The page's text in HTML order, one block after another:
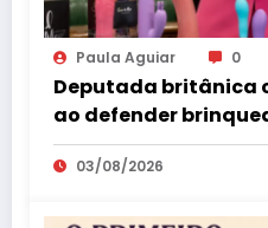
Paula Aguiar 0
Deputada britânica
ao defender
como parte da
03/08/2026